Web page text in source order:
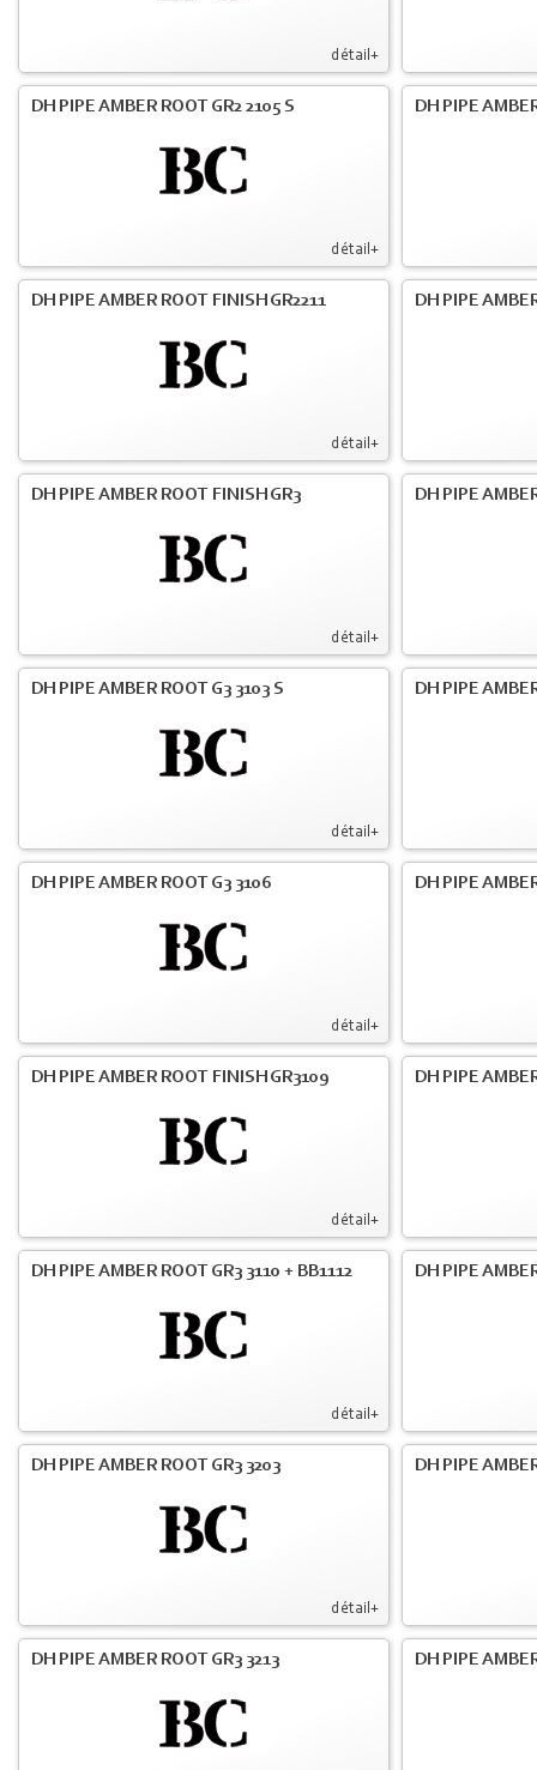
détail+
détail+
DH PIPE AMBER ROOT GR2 2105 S DH PIPE
détail+
DH PIPE AMBER ROOT FINISH GR2211 DH PIPE
détail+
DH PIPE AMBER ROOT FINISH GR3 DH PIPE
détail+
DH PIPE AMBER ROOT G3 3103 S DH PIPE
détail+
DH PIPE AMBER ROOT G3 3106 DH PIPE
détail+
DH PIPE AMBER ROOT FINISH GR3109 DH PIPE
détail+
DH PIPE AMBER ROOT GR3 3110 + BB1112 DH PIPE
détail+
DH PIPE AMBER ROOT GR3 3203 DH PIPE
DH PIPE AMBER ROOT GR3 3213 DH PIPE